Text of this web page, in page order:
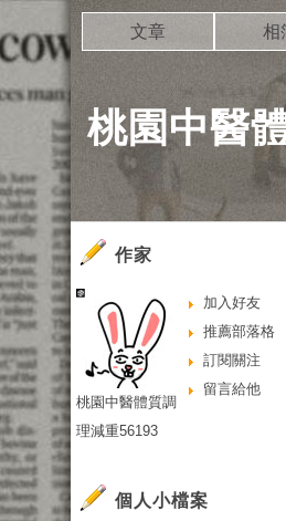
桃園中醫
文章 相
作家
加入好友
推薦部落格
訂閱關注
留言給他
桃園中醫體質調
理減重56193
個人小檔案